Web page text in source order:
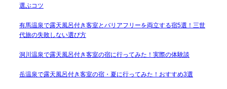
選ぶコツ
有馬温泉で露天風呂付き客室とバリアフリーを両立する宿5選！三世
代旅の失敗しない選び方
洞川温泉で露天風呂付き客室の宿に行ってみた！実際の体験談
岳温泉で露天風呂付き客室の宿・夏に行ってみた！おすすめ3選